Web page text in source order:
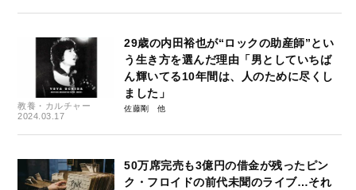
教養・カルチャー
2024.03.17
29歳の内田裕也が“ロックの助産師”とい
う生き方を選んだ理由「男としていちば
ん輝いてる10年間は、人のために尽くし
ました」
佐藤剛
50万席完売も3億円の借金が残ったピン
ク・フロイドの前代未聞のライブ…それ